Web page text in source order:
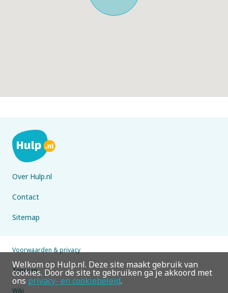
Over Hulp.nl
Contact
Sitemap
Voorwaarden & privacy
Tarieven
Wiki
Welkom op Hulp.nl. Deze site maakt gebruik van
cookies. Door de site te gebruiken ga je akkoord met
ons privacy- en cookiebeleid.